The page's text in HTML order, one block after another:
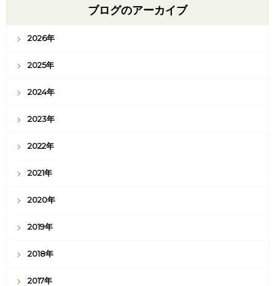
ブログのアーカイブ
2026年
2025年
2024年
2023年
2022年
2021年
2020年
2019年
2018年
2017年